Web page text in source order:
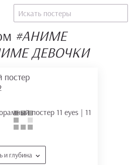
#АНИМЕ
ДЕВОЧКИ
и глубина